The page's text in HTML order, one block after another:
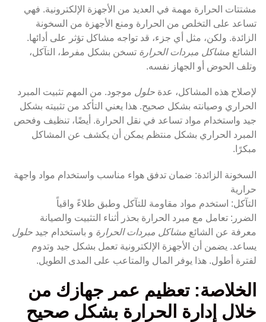
مشتتات الحرارة مهمة في العديد من الأجهزة الإلكترونية. فهي
تساعد على التخلص من الحرارة ومنع الأجهزة من السخونة
الزائدة. ولكن، مثل أي جزء، قد تواجه مشاكل تؤثر على أدائها.
الشائع مشاكل مبردات الحرارةتسخن بشكل مفرط، التآكل،
وتلف الحوض أو الجهاز نفسه.
لإصلاح هذه المشاكل، عدة حلول موجود. من المهم تثبيت المبرد
الحراري وصيانته بشكل صحيح. هذا يعني التأكد من تثبيته بشكل
جيد واستخدام مواد تساعد في نقل الحرارة. أيضًا، تنظيف وفحص
المبرد الحراري بشكل منتظم يمكن أن يكشف عن المشاكل
مبكرًا.
السخونة الزائدة: ضمان تدفق هواء مناسب واستخدام مواد واجهة
حرارية
التآكل: استخدم مواد مقاومة للتآكل وطبق طلاءً واقياً
الضرر: تعامل مع مبرد الحرارة بحذر أثناء التثبيت والصيانة
معرفة عن الشائع مشاكل مبردات الحرارةو باستخدام جيد حلول
يساعد. يضمن أن الأجهزة الإلكترونية تعمل بشكل جيد وتدوم
لفترة أطول. هذا يوفر المال والمتاعب على المدى الطويل.
الخلاصة: تعظيم عمر جهازك من
خلال إدارة الحرارة بشكل صحيح